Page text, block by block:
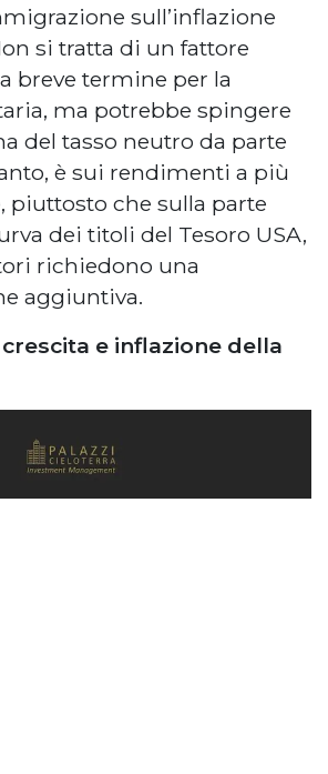
sull’inflazione
si tratta di un fattore
breve termine per la
ma potrebbe spingere
del tasso neutro da parte
è sui rendimenti a più
piuttosto che sulla parte
dei titoli del Tesoro USA,
richiedono una
aggiuntiva.
e inflazione della